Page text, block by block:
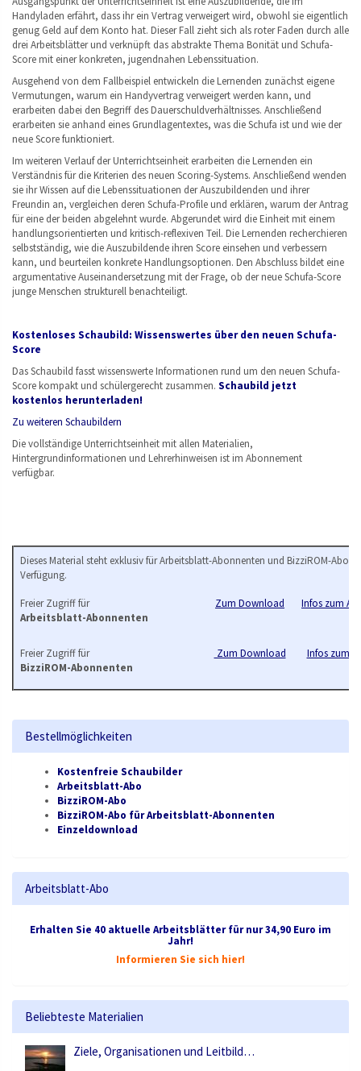
Handyladen erfährt, dass ihr ein Vertrag verweigert wird, obwohl sie eigentlich
genug Geld auf dem Konto hat. Dieser Fall zieht sich als roter Faden durch alle
drei Arbeitsblätter und verknüpft das abstrakte Thema Bonität und Schufa-
Score mit einer konkreten, jugendnahen Lebenssituation.
Ausgehend von dem Fallbeispiel entwickeln die Lernenden zunächst eigene
Vermutungen, warum ein Handyvertrag verweigert werden kann, und
erarbeiten dabei den Begriff des Dauerschuldverhältnisses. Anschließend
erarbeiten sie anhand eines Grundlagentextes, was die Schufa ist und wie der
neue Score funktioniert.
Im weiteren Verlauf der Unterrichtseinheit erarbeiten die Lernenden ein
Verständnis für die Kriterien des neuen Scoring-Systems. Anschließend wenden
sie ihr Wissen auf die Lebenssituationen der Auszubildenden und ihrer
Freundin an, vergleichen deren Schufa-Profile und erklären, warum der Antrag
für eine der beiden abgelehnt wurde. Abgerundet wird die Einheit mit einem
handlungsorientierten und kritisch-reflexiven Teil. Die Lernenden recherchieren
selbstständig, wie die Auszubildende ihren Score einsehen und verbessern
kann, und beurteilen konkrete Handlungsoptionen. Den Abschluss bildet eine
argumentative Auseinandersetzung mit der Frage, ob der neue Schufa-Score
junge Menschen strukturell benachteiligt.
Kostenloses Schaubild: Wissenswertes über den neuen Schufa-
Score
Das Schaubild fasst wissenswerte Informationen rund um den neuen Schufa-
Score kompakt und schülergerecht zusammen. Schaubild jetzt
kostenlos herunterladen!
Zu weiteren Schaubildern
Die vollständige Unterrichtseinheit mit allen Materialien,
Hintergrundinformationen und Lehrerhinweisen ist im Abonnement
verfügbar.
Dieses Material steht exklusiv für Arbeitsblatt-Abonnenten und BizziROM-
Verfügung.
Freier Zugriff für
Arbeitsblatt-Abonnenten
Zum Download Infos zum
Freier Zugriff für
BizziROM-Abonnenten
Zum Download Infos zum
Bestellmöglichkeiten
Kostenfreie Schaubilder
Arbeitsblatt-Abo
BizziROM-Abo
BizziROM-Abo für Arbeitsblatt-Abonnenten
Einzeldownload
Arbeitsblatt-Abo
Erhalten Sie 40 aktuelle Arbeitsblätter für nur 34,90 Euro im
Jahr!
Informieren Sie sich hier!
Beliebteste Materialien
Ziele, Organisationen und Leitbild…